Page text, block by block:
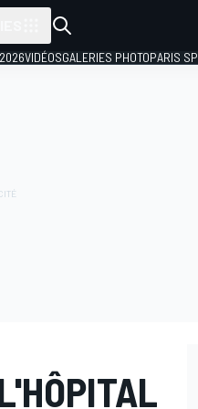
VIDÉOSGALERIES PHOTOPARIS